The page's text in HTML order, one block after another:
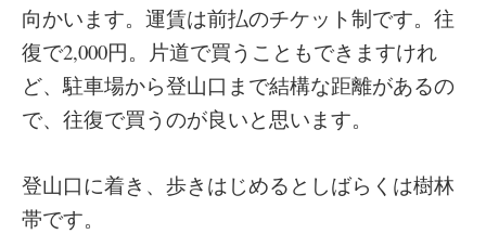
向かいます。運賃は前払のチケット制です。往
復で2,000円。片道で買うこともできますけれ
ど、駐車場から登山口まで結構な距離があるの
で、往復で買うのが良いと思います。
登山口に着き、歩きはじめるとしばらくは樹林
帯です。